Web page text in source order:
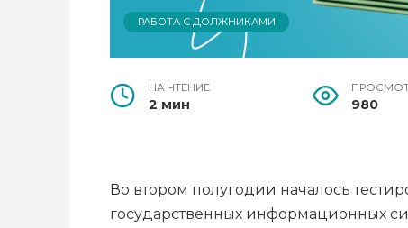
РАБОТА С ДОЛЖНИКАМИ
НА ЧТЕНИЕ
2 мин 980
Во втором полугодии началось
государственных информационных